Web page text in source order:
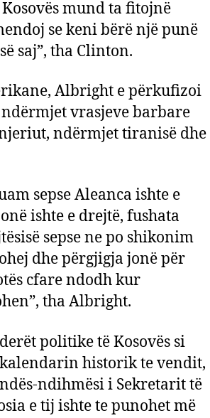
mund ta fitojnë
se keni bërë një punë
saj”, tha Clinton.
Albright e përkufizoi
vrasjeve barbare
ndërmjet tiranisë dhe
sepse Aleanca ishte e
ishte e drejtë, fushata
sepse ne po shikonim
dhe përgjigja jonë për
cfare ndodh kur
tha Albright.
politike të Kosovës si
historik te vendit,
ndihmësi i Sekretarit të
e tij ishte te punohet më